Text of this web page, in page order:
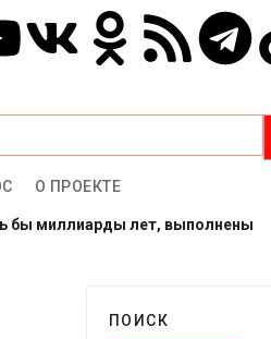
О ПРОЕКТЕ
бы миллиарды лет, выполнены
ПОИСК